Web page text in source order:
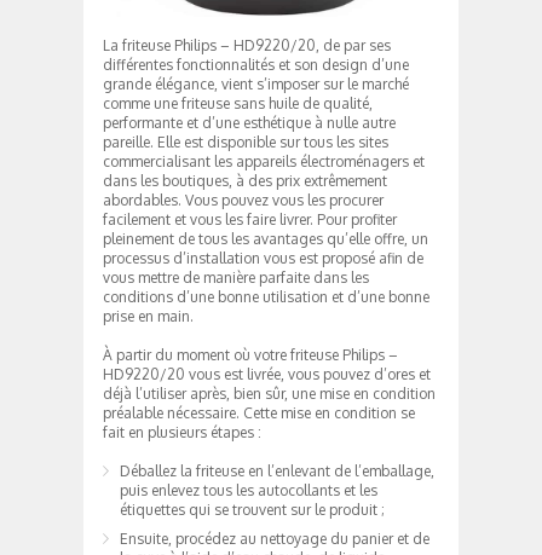
La friteuse Philips – HD9220/20, de par ses
différentes fonctionnalités et son design d’une
grande élégance, vient s’imposer sur le marché
comme une friteuse sans huile de qualité,
performante et d’une esthétique à nulle autre
pareille. Elle est disponible sur tous les sites
commercialisant les appareils électroménagers et
dans les boutiques, à des prix extrêmement
abordables. Vous pouvez vous les procurer
facilement et vous les faire livrer. Pour profiter
pleinement de tous les avantages qu’elle offre, un
processus d’installation vous est proposé afin de
vous mettre de manière parfaite dans les
conditions d’une bonne utilisation et d’une bonne
prise en main.
À partir du moment où votre friteuse Philips –
HD9220/20 vous est livrée, vous pouvez d’ores et
déjà l’utiliser après, bien sûr, une mise en condition
préalable nécessaire. Cette mise en condition se
fait en plusieurs étapes :
Déballez la friteuse en l’enlevant de l’emballage,
puis enlevez tous les autocollants et les
étiquettes qui se trouvent sur le produit ;
Ensuite, procédez au nettoyage du panier et de